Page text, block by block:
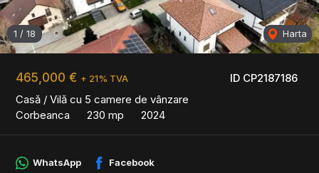
ID CP2187186
465,000 € + 21% TVA
Casă / Vilă cu 5 camere de vânzare
Corbeanca
230 mp 2024
1 / 18 Harta
WhatsApp Facebook